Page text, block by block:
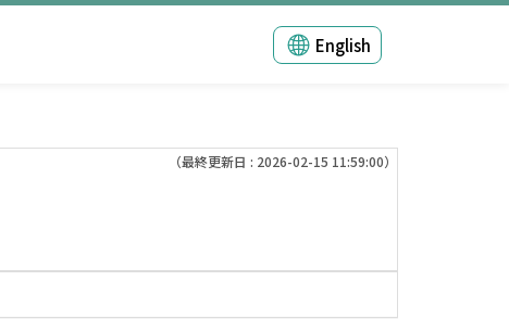
English
（最終更新日 : 2026-02-15 11:59:00）